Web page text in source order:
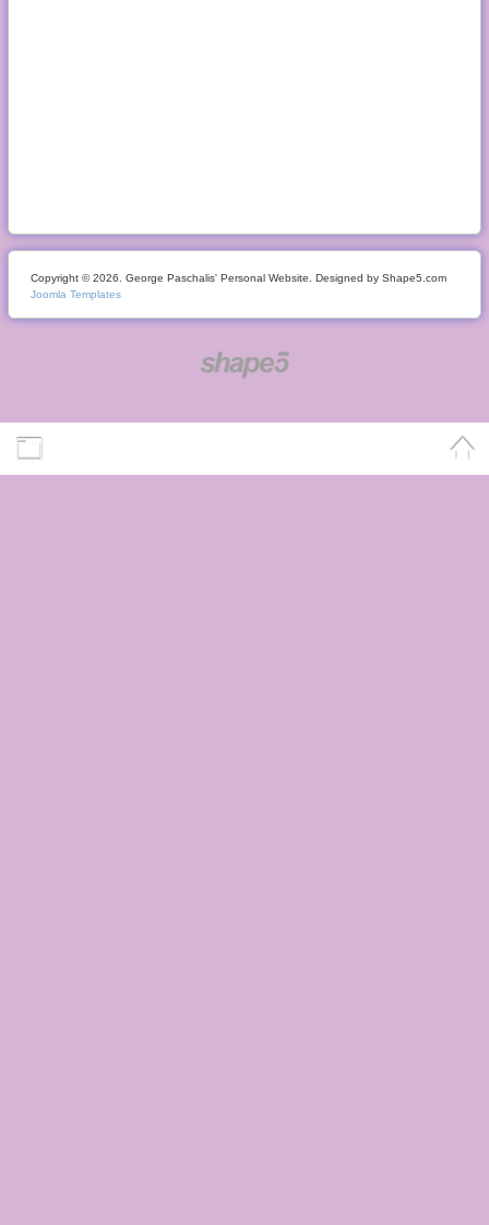
Copyright © 2026. George Paschalis' Personal Website. Designed by Shape5.com
Joomla Templates